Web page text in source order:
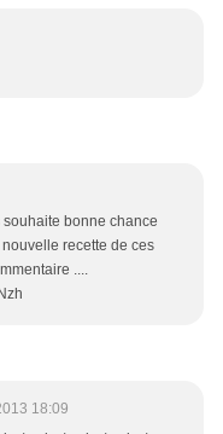
souhaite bonne chance
recette de ces
....
18:09